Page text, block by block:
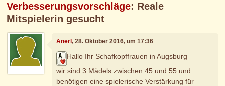
Verbesserungsvorschläge: Reale
Mitspielerin gesucht
Anerl, 28. Oktober 2016, um 17:36
Hallo Ihr Schafkopffrauen in Augsburg
wir sind 3 Mädels zwischen 45 und 55 und
benötigen eine spielerische Verstärkung für